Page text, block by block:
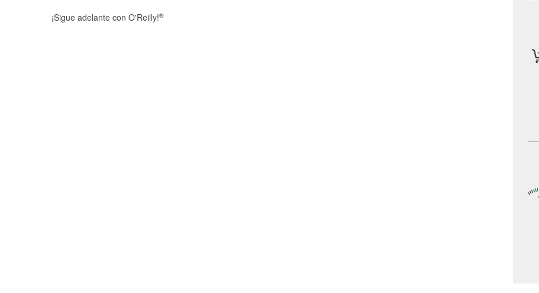
¡Sigue adelante con O'Reilly!®